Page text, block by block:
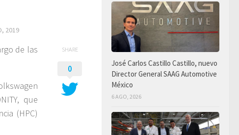
2019
de las
que
(HPC)
SHARE
0
José Carlos Castillo Castillo, nuevo
Director General SAAG Automotive
México
6 AGO, 2026